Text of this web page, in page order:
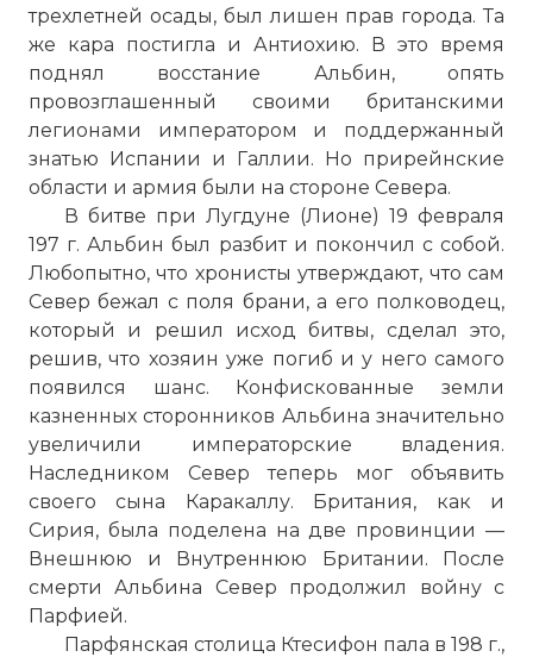
трехлетней осады, был лишен прав города. Та
же кара постигла и Антиохию. В это время
поднял восстание Альбин, опять
провозглашенный своими британскими
легионами императором и поддержанный
знатью Испании и Галлии. Но прирейнские
области и армия были на стороне Севера.
В битве при Лугдуне (Лионе) 19 февраля
197 г. Альбин был разбит и покончил с собой.
Любопытно, что хронисты утверждают, что сам
Север бежал с поля брани, а его полководец,
который и решил исход битвы, сделал это,
решив, что хозяин уже погиб и у него самого
появился шанс. Конфискованные земли
казненных сторонников Альбина значительно
увеличили императорские владения.
Наследником Север теперь мог объявить
своего сына Каракаллу. Британия, как и
Сирия, была поделена на две провинции —
Внешнюю и Внутреннюю Британии. После
смерти Альбина Север продолжил войну с
Парфией.
Парфянская столица Ктесифон пала в 198 г.,
Городская стена, построенная на исходе
кризиса для защиты Рима от внешних
угроз
Фото статьи: